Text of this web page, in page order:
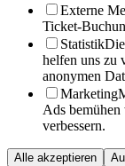
Externe
Ticket-
Statistik
helfen uns zu
anonymen
Marketing
Ads
verbessern.
Alle akzeptieren